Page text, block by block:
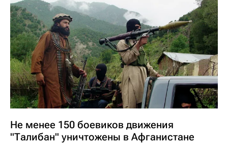
Не менее 150 боевиков движения
"Талибан" уничтожены в Афганистане